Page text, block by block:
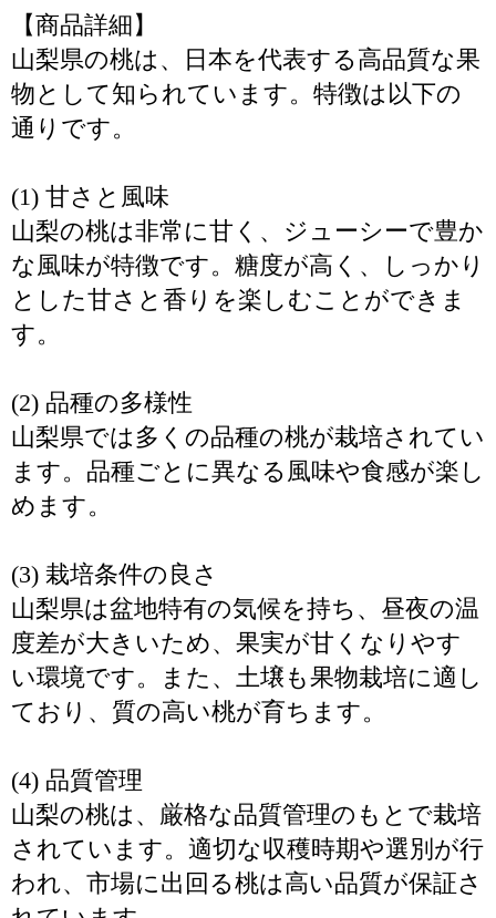
【商品詳細】
山梨県の桃は、日本を代表する高品質な果
物として知られています。特徴は以下の
通りです。
(1) 甘さと風味
山梨の桃は非常に甘く、ジューシーで豊か
な風味が特徴です。糖度が高く、しっかり
とした甘さと香りを楽しむことができま
す。
(2) 品種の多様性
山梨県では多くの品種の桃が栽培されてい
ます。品種ごとに異なる風味や食感が楽し
めます。
(3) 栽培条件の良さ
山梨県は盆地特有の気候を持ち、昼夜の温
度差が大きいため、果実が甘くなりやす
い環境です。また、土壌も果物栽培に適し
ており、質の高い桃が育ちます。
(4) 品質管理
山梨の桃は、厳格な品質管理のもとで栽培
されています。適切な収穫時期や選別が行
われ、市場に出回る桃は高い品質が保証さ